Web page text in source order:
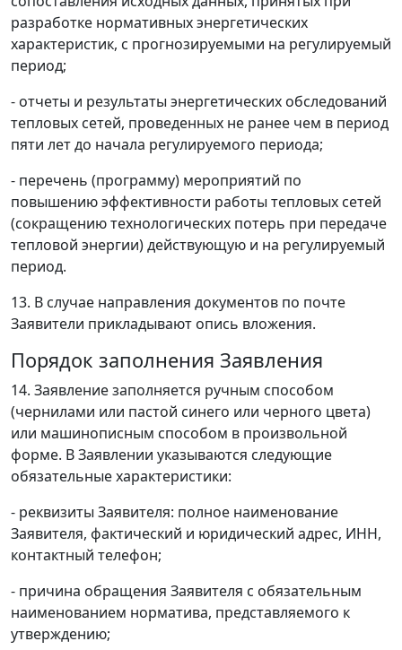
разработке нормативных энергетических
характеристик, с прогнозируемыми на регулируемый
период;
- отчеты и результаты энергетических обследований
тепловых сетей, проведенных не ранее чем в период
пяти лет до начала регулируемого периода;
- перечень (программу) мероприятий по
повышению эффективности работы тепловых сетей
(сокращению технологических потерь при передаче
тепловой энергии) действующую и на регулируемый
период.
13. В случае направления документов по почте
Заявители прикладывают опись вложения.
Порядок заполнения Заявления
14. Заявление заполняется ручным способом
(чернилами или пастой синего или черного цвета)
или машинописным способом в произвольной
форме. В Заявлении указываются следующие
обязательные характеристики:
- реквизиты Заявителя: полное наименование
Заявителя, фактический и юридический адрес, ИНН,
контактный телефон;
- причина обращения Заявителя с обязательным
наименованием норматива, представляемого к
утверждению;